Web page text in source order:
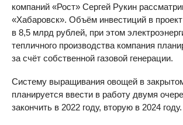
компаний «Рост» Сергей Рукин
«Хабаровск». Объём инвестиций в
в 8,5 млрд рублей, при этом
тепличного производства компания
за счёт собственной газовой генерации.
Систему выращивания овощей в
планируется ввести в работу двумя
закончить в 2022 году, вторую в 2024 году.